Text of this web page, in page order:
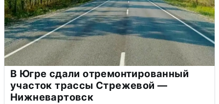
В Югре сдали отремонтированный
участок трассы Стрежевой —
Нижневартовск